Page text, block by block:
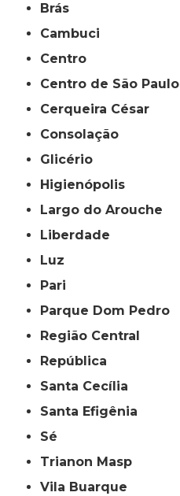
Brás
Cambuci
Centro
Centro de São Paulo
Cerqueira César
Consolação
Glicério
Higienópolis
Largo do Arouche
Liberdade
Luz
Pari
Parque Dom Pedro
Região Central
República
Santa Cecília
Santa Efigênia
Sé
Trianon Masp
Vila Buarque